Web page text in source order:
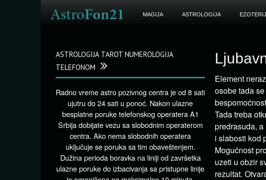
MAGIJA ASTROLOGIJA
Element
osobe tada
Tada treba
predrasuda,
i slabosti kod
Mogućnost
uzeti u obzir
rezultat.
ASTROLOGIJA TAROT NUMEROLOGIJA
TELEFONOM
Radno vreme astro pozivnog centra je od 8 sati
ujutru do 24 sati u ponoć. Nakon ulazne
besplatne poruke telefonskog operatera A1
Srbija dobijate vezu sa slobodnim operaterom
centra. Ako nema slobodnih operatera
uključuje se poruka sa tim obaveštenjem.
Dužina perioda boravka na liniji od završetka
ulazne poruke do izbacivanja sa pristupne linije